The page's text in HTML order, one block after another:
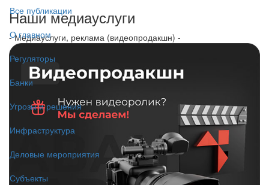
Все публикации
О главном
Регуляторы
Банки
Угрозы и решения
Инфраструктура
Деловые мероприятия
Субъекты
Наши медиауслуги
- Медиауслуги, реклама (видеопродакшн) -